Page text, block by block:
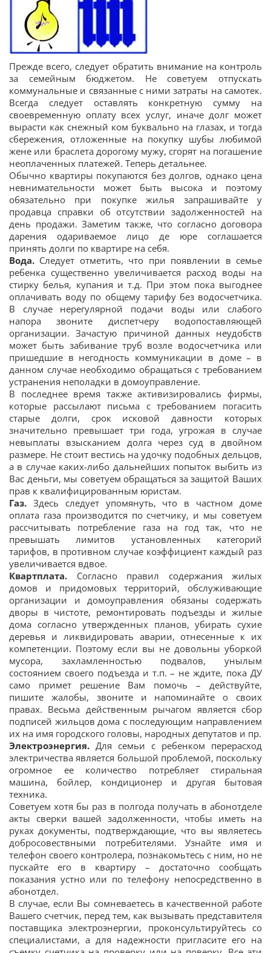
Прежде всего, следует обратить внимание на контроль
за семейным бюджетом. Не советуем отпускать
коммунальные и связанные с ними затраты на самотек.
Всегда следует оставлять конкретную сумму на
своевременную оплату всех услуг, иначе долг может
вырасти как снежный ком буквально на глазах, и тогда
сбережения, отложенные на покупку шубы любимой
жене или браслета дорогому мужу, сгорят на погашение
неоплаченных платежей. Теперь детальнее.
Обычно квартиры покупаются без долгов, однако цена
невнимательности может быть высока и поэтому
обязательно при покупке жилья запрашивайте у
продавца справки об отсутствии задолженностей на
день продажи. Заметим также, что согласно договора
дарения одариваемое лицо де юре соглашается
принять долги по квартире на себя.
Вода. Следует отметить, что при появлении в семье
ребенка существенно увеличивается расход воды на
стирку белья, купания и т.д. При этом пока выгоднее
оплачивать воду по общему тарифу без водосчетчика.
В случае нерегулярной подачи воды или слабого
напора звоните диспетчеру водопоставляющей
организации. Зачастую причиной данных неудобств
может быть забивание труб возле водосчетчика или
пришедшие в негодность коммуникации в доме – в
данном случае необходимо обращаться с требованием
устранения неполадки в домоуправление.
В последнее время также активизировались фирмы,
которые рассылают письма с требованием погасить
старые долги, срок исковой давности которых
значительно превышает три года, угрожая в случае
невыплаты взысканием долга через суд в двойном
размере. Не стоит вестись на удочку подобных дельцов,
а в случае каких-либо дальнейших попыток выбить из
Вас деньги, мы советуем обращаться за защитой Ваших
прав к квалифицированным юристам.
Газ. Здесь следует упомянуть, что в частном доме
оплата газа производится по счетчику, и мы советуем
рассчитывать потребление газа на год так, что не
превышать лимитов установленных категорий
тарифов, в противном случае коэффициент каждый раз
увеличивается вдвое.
Квартплата. Согласно правил содержания жилых
домов и придомовых территорий, обслуживающие
организации и домоуправления обязаны содержать
дворы в чистоте, ремонтировать подъезды и жилые
дома согласно утвержденных планов, убирать сухие
деревья и ликвидировать аварии, отнесенные к их
компетенции. Поэтому если вы не довольны уборкой
мусора, захламленностью подвалов, унылым
состоянием своего подъезда и т.п. – не ждите, пока ДУ
само примет решение Вам помочь – действуйте,
пишите жалобы, звоните и напоминайте о своих
правах. Весьма действенным рычагом является сбор
подписей жильцов дома с последующим направлением
их на имя городского головы, народных депутатов и пр.
Электроэнергия. Для семьи с ребенком перерасход
электричества является большой проблемой, поскольку
огромное ее количество потребляет стиральная
машина, бойлер, кондиционер и другая бытовая
техника.
Советуем хотя бы раз в полгода получать в абонотделе
акты сверки вашей задолженности, чтобы иметь на
руках документы, подтверждающие, что вы являетесь
добросовествными потребителями. Узнайте имя и
телефон своего контролера, познакомьтесь с ним, но не
пускайте его в квартиру – достаточно сообщать
показания устно или по телефону непосредственно в
абонотдел.
В случае, если Вы сомневаетесь в качественной работе
Вашего счетчик, перед тем, как вызывать представителя
поставщика электроэнергии, проконсультируйтесь со
специалистами, а для надежности пригласите его на